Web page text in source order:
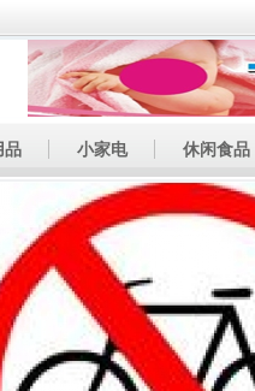
品 小家电 休闲食品